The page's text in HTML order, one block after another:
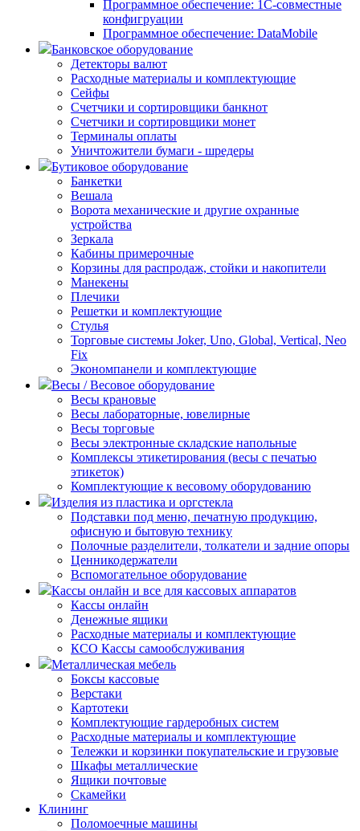
Программное обеспечение: 1С-совместные
конфигруации
Программное обеспечение: DataMobile
Банковское оборудование
Детекторы валют
Расходные материалы и комплектующие
Сейфы
Счетчики и сортировщики банкнот
Счетчики и сортировщики монет
Терминалы оплаты
Уничтожители бумаги - шредеры
Бутиковое оборудование
Банкетки
Вешала
Ворота механические и другие охранные
устройства
Зеркала
Кабины примерочные
Корзины для распродаж, стойки и накопители
Манекены
Плечики
Решетки и комплектующие
Стулья
Торговые системы Joker, Uno, Global, Vertical, Neo
Fix
Экономпанели и комплектующие
Весы / Весовое оборудование
Весы крановые
Весы лабораторные, ювелирные
Весы торговые
Весы электронные складские напольные
Комплексы этикетирования (весы с печатью
этикеток)
Комплектующие к весовому оборудованию
Изделия из пластика и оргстекла
Подставки под меню, печатную продукцию,
офисную и бытовую технику
Полочные разделители, толкатели и задние опоры
Ценникодержатели
Вспомогательное оборудование
Кассы онлайн и все для кассовых аппаратов
Кассы онлайн
Денежные ящики
Расходные материалы и комплектующие
КСО Кассы самообслуживания
Металлическая мебель
Боксы кассовые
Верстаки
Картотеки
Комплектующие гардеробных систем
Расходные материалы и комплектующие
Тележки и корзинки покупательские и грузовые
Шкафы металлические
Ящики почтовые
Скамейки
Клининг
Поломоечные машины